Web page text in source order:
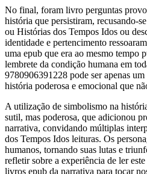
No final, foram livro perguntas
história que persistiram, recusando-
ou Histórias dos Tempos Idos ou
identidade e pertencimento
uma epub que era ao mesmo tempo
lembrete da condição humana em
9780906391228 pode ser apenas
história poderosa e emocional que
A utilização de simbolismo na
sutil, mas poderosa, que adicionou
narrativa, convidando múltiplas
dos Tempos Idos leituras. Os
humanos, tornando suas lutas e
refletir sobre a experiência de ler
livros epub da narrativa para tocar